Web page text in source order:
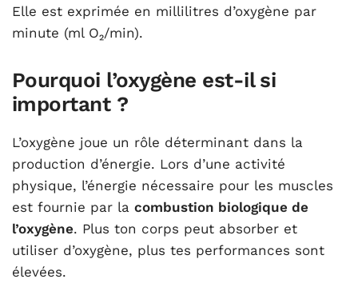
Elle est exprimée en millilitres d’oxygène par
minute (ml O₂/min).
Pourquoi l’oxygène est-il si
important ?
L’oxygène joue un rôle déterminant dans la
production d’énergie. Lors d’une activité
physique, l’énergie nécessaire pour les muscles
est fournie par lacombustion biologique de
l’oxygène. Plus ton corps peut absorber et
utiliser d’oxygène, plus tes performances sont
élevées.